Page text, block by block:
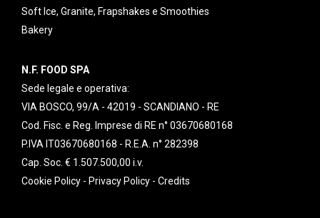
Soft Ice, Granite, Frapshakes e Smoothies
Bakery
N.F. FOOD SPA
Sede legale e operativa:
VIA BOSCO, 99/A - 42019 - SCANDIANO - RE
Cod. Fisc. e Reg. Imprese di RE n° 03670680168
P.IVA IT03670680168 - R.E.A. n° 282398
Cap. Soc. € 1.507.500,00 i.v.
Cookie Policy - Privacy Policy - Credits